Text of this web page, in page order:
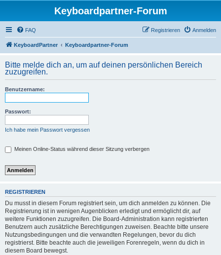
Keyboardpartner-Forum
FAQ Anmelden
Registrieren
KeyboardPartner Keyboardpartner-Forum
Bitte melde dich an, um auf deinen persönlichen Bereich
zuzugreifen.
Benutzername:
Passwort:
Ich habe mein Passwort vergessen
Meinen Online-Status während dieser Sitzung verbergen
REGISTRIEREN
Du musst in diesem Forum registriert sein, um dich anmelden zu können. Die
Registrierung ist in wenigen Augenblicken erledigt und ermöglicht dir, auf
weitere Funktionen zuzugreifen. Die Board-Administration kann registrierten
Benutzern auch zusätzliche Berechtigungen zuweisen. Beachte bitte unsere
Nutzungsbedingungen und die verwandten Regelungen, bevor du dich
registrierst. Bitte beachte auch die jeweiligen Forenregeln, wenn du dich in
diesem Board bewegst.